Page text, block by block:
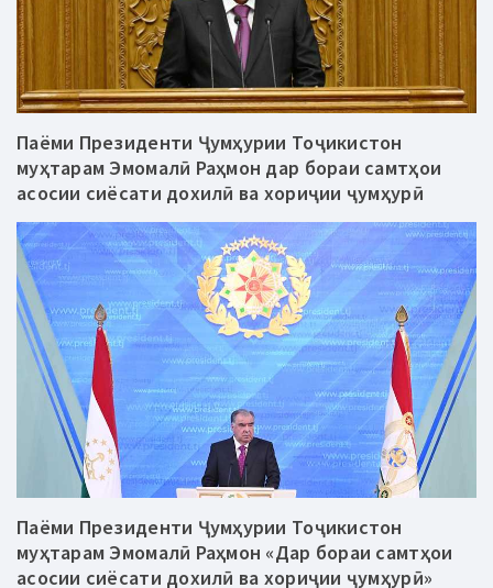
Паёми Президенти Ҷумҳурии Тоҷикистон
муҳтарам Эмомалӣ Раҳмон дар бораи самтҳои
асосии сиёсати дохилӣ ва хориҷии ҷумҳурӣ
Паёми Президенти Ҷумҳурии Тоҷикистон
муҳтарам Эмомалӣ Раҳмон «Дар бораи самтҳои
асосии сиёсати дохилӣ ва хориҷии ҷумҳурӣ»